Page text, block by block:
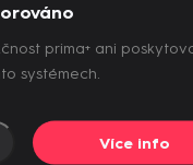
prima+ ani
systémech.
Více info